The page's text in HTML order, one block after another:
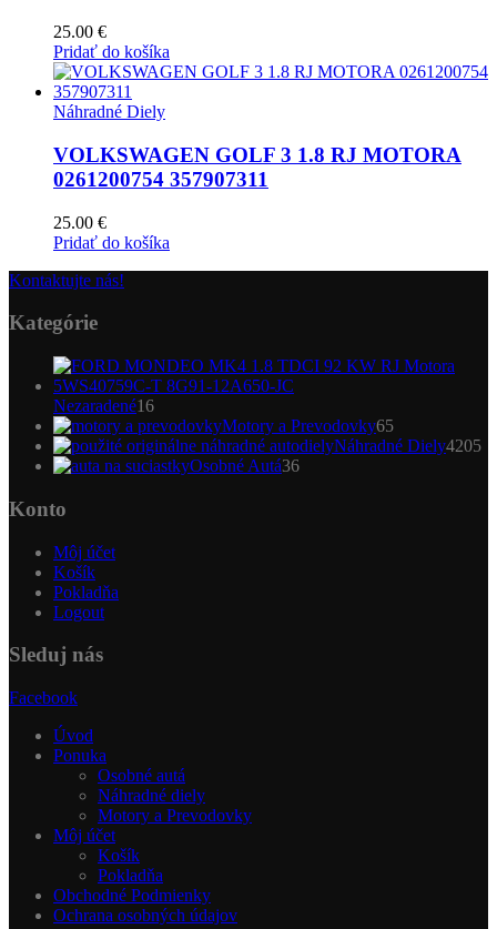
25.00 €
Pridať do košíka
Náhradné Diely
VOLKSWAGEN GOLF 3 1.8 RJ MOTORA
0261200754 357907311
25.00 €
Pridať do košíka
Kontaktujte nás!
Kategórie
Nezaradené1616
produktovMotory a Prevodovky6565
produktov
Náhradné Diely4205
Osobné Autá3636
Konto
Môj účet
Košík
Pokladňa
Logout
Sleduj nás
Facebook
Úvod
Ponuka
Osobné autá
Náhradné diely
Motory a Prevodovky
Môj účet
Košík
Pokladňa
Obchodné Podmienky
Ochrana osobných údajov